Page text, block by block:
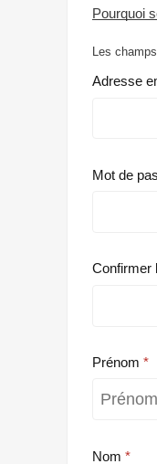
Pourquoi
Les
Adresse
Mot de
Confirmer
Prénom
Nom